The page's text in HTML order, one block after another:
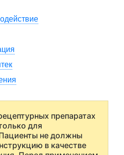
препаратах
для
не должны
в качестве